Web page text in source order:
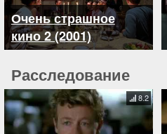
Очень страшное
кино 2 (2001)
Расследование
8.2